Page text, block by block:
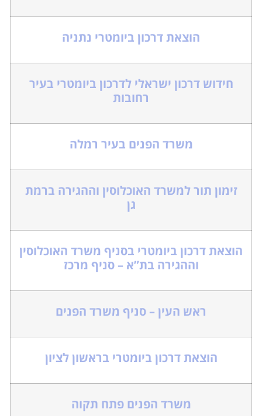
הוצאת דרכון ביומטרי נתניה
חידוש דרכון ישראלי לדרכון ביומטרי בעיר
רחובות
משרד הפנים בעיר רמלה
זימון תור למשרד האוכלוסין וההגירה ברמת
גן
הוצאת דרכון ביומטרי בסניף משרד האוכלוסין
וההגירה בת”א – סניף מרכז
ראש העין – סניף משרד הפנים
הוצאת דרכון ביומטרי בראשון לציון
משרד הפנים פתח תקוה